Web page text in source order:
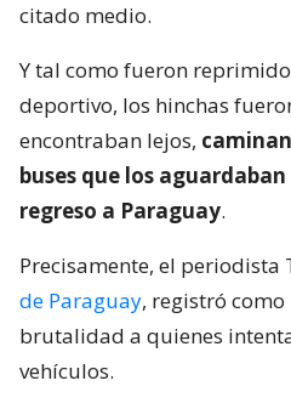
citado medio.
Y tal como fueron
deportivo, los hinchas
encontraban lejos,
buses que los
regreso a Paraguay.
Precisamente, el periodista
de Paraguay, registró
brutalidad a quienes
vehículos.